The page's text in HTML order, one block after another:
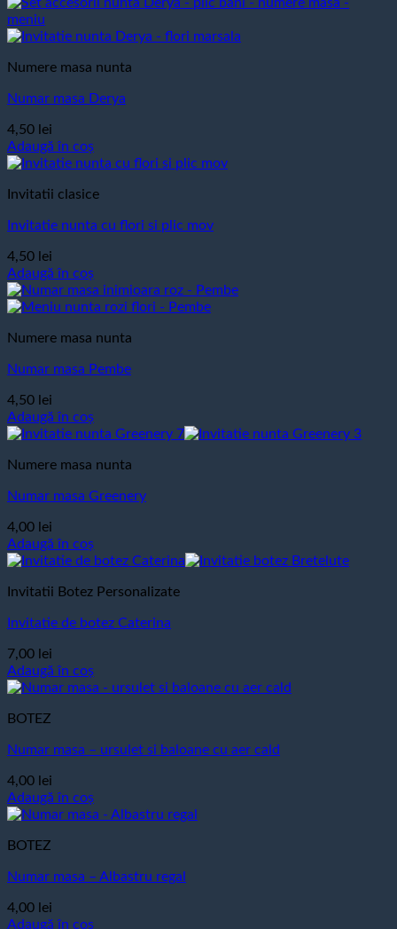
Numere masa nunta
Numar masa Derya
4,50 lei
Adaugă în coș
Invitatii clasice
Invitatie nunta cu flori si plic mov
4,50 lei
Adaugă în coș
Numere masa nunta
Numar masa Pembe
4,50 lei
Adaugă în coș
Numere masa nunta
Numar masa Greenery
4,00 lei
Adaugă în coș
Invitatii Botez Personalizate
Invitatie de botez Caterina
7,00 lei
Adaugă în coș
BOTEZ
Numar masa – ursulet si baloane cu aer cald
4,00 lei
Adaugă în coș
BOTEZ
Numar masa – Albastru regal
4,00 lei
Adaugă în coș